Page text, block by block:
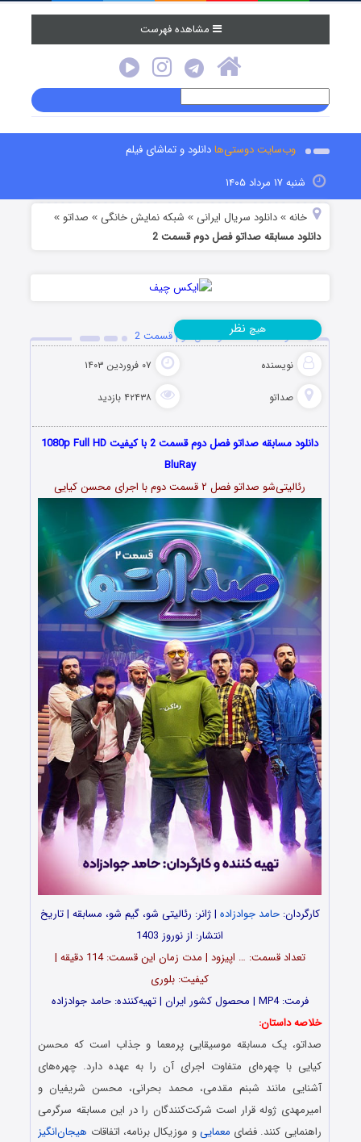
مشاهده فهرست
وب‌سایت دوستی‌هادانلود و تماشای فیلم
شنبه ۱۷ مرداد ۱۴۰۵
خانه »دانلود سریال ایرانی » شبکه نمایش خانگی » صداتو »
دانلود مسابقه صداتو فصل دوم قسمت 2
دانلود مسابقه صداتو فصل دوم قسمت 2
نویسنده ۰۷ فروردین ۱۴۰۳
صداتو ۴۲۴۳۸ بازدید
هیچ نظر
دانلود مسابقه صداتو فصل دوم قسمت 2 با کیفیت 1080p Full HD
BluRay
رئالیتی‌شو صداتو فصل ۲ قسمت دوم با اجرای محسن کیایی
کارگردان:حامد جوادزاده | ژانر: رئالیتی شو، گیم شو، مسابقه | تاریخ
انتشار: از نوروز 1403
تعداد قسمت‌: … اپیزود | مدت زمان این قسمت: 114 دقیقه |
کیفیت: بلوری
فرمت: MP4 | محصول کشور ایران | تهیه‌کننده: حامد جوادزاده
خلاصه داستان:
صداتو، یک مسابقه موسیقایی پرمعما و جذاب است که محسن
کیایی با چهره‌ای متفاوت اجرای آن را به عهده دارد. چهره‌های
آشنایی مانند شبنم مقدمی، محمد بحرانی، محسن شریفیان و
امیرمهدی ژوله قرار است شرکت‌کنندگان را در این مسابقه سرگرمی
راهنمایی کنند. فضای معماییو موزیکال برنامه، اتفاقات هیجان‌انگیز